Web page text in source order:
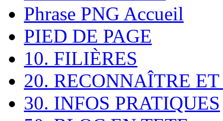
Phrase PNG Accueil
PIED DE PAGE
10. FILIÈRES
20. RECONNAÎTRE
30. INFOS PRATIQUES